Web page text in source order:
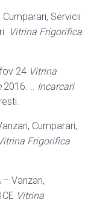
Cumparari, Servicii
Vitrina Frigorifica
24 Vitrina
2016. ..
Incarcari
Cumparari,
Frigorifica
– Vanzari,
Vitrina